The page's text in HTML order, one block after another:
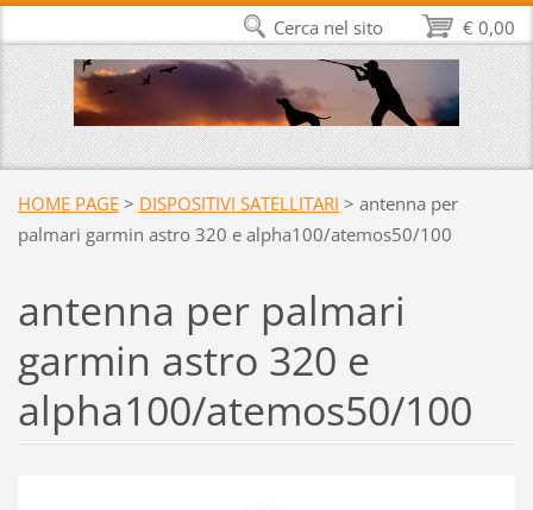
HOME PAGE > DISPOSITIVI SATELLITARI > antenna per
palmari garmin astro 320 e alpha100/atemos50/100
antenna per palmari
garmin astro 320 e
alpha100/atemos50/100
€ 0,00
Cerca nel sito